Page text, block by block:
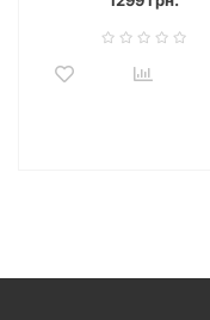
безліч позитивних
важливих навичок. Це
вибір на користь